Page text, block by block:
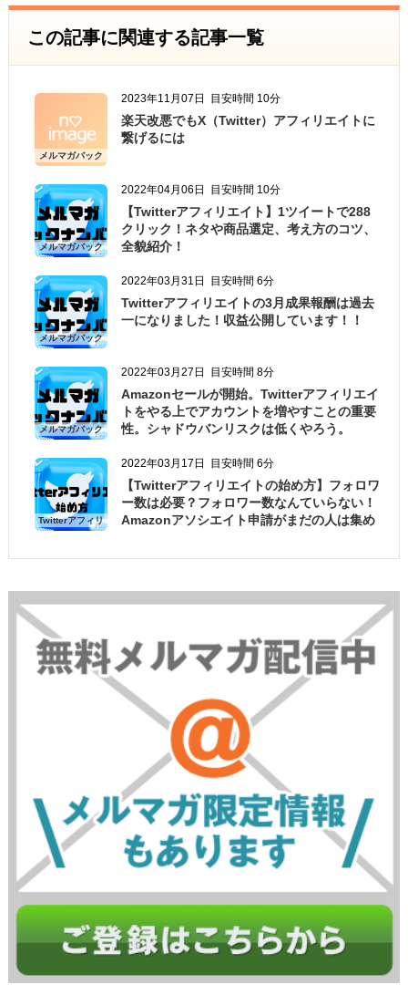
この記事に関連する記事一覧
メルマガバック
ナンバー
2023年11月07日 目安時間 10分
楽天改悪でもX（Twitter）アフィリエイトに
繋げるには
メルマガバック
ナンバー
2022年04月06日 目安時間 10分
【Twitterアフィリエイト】1ツイートで288
クリック！ネタや商品選定、考え方のコツ、
全貌紹介！
メルマガバック
ナンバー
2022年03月31日 目安時間 6分
Twitterアフィリエイトの3月成果報酬は過去
一になりました！収益公開しています！！
メルマガバック
ナンバー
2022年03月27日 目安時間 8分
Amazonセールが開始。Twitterアフィリエイ
トをやる上でアカウントを増やすことの重要
性。シャドウバンリスクは低くやろう。
Twitterアフィリ
エイトの始め方
2022年03月17日 目安時間 6分
【Twitterアフィリエイトの始め方】フォロワ
ー数は必要？フォロワー数なんていらない！
Amazonアソシエイト申請がまだの人は集め